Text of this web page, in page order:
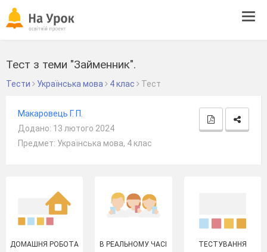
Тест з теми "Займенник".
Тести Українська мова 4 клас Тест
Макаровець Г. П.
Додано: 13 лютого 2024
Предмет: Українська мова, 4 клас
ДОМАШНЯ РОБОТА В РЕАЛЬНОМУ ЧАСІ ТЕСТУВАННЯ